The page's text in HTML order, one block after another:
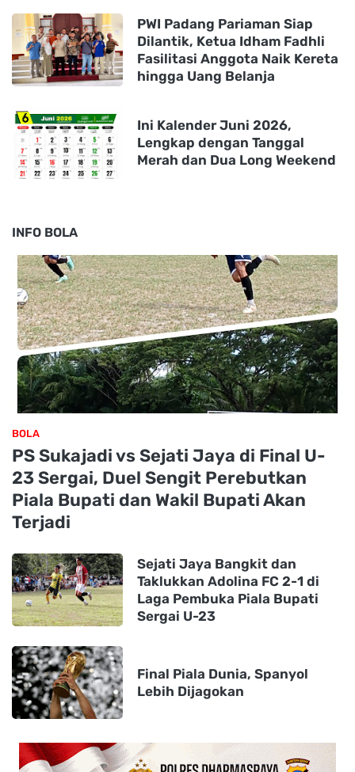
PWI Padang Pariaman Siap
Dilantik, Ketua Idham Fadhli
Fasilitasi Anggota Naik Kereta
hingga Uang Belanja
Ini Kalender Juni 2026,
Lengkap dengan Tanggal
Merah dan Dua Long Weekend
INFO BOLA
BOLA
PS Sukajadi vs Sejati Jaya di Final U-
23 Sergai, Duel Sengit Perebutkan
Piala Bupati dan Wakil Bupati Akan
Terjadi
Sejati Jaya Bangkit dan
Taklukkan Adolina FC 2-1 di
Laga Pembuka Piala Bupati
Sergai U-23
Final Piala Dunia, Spanyol
Lebih Dijagokan